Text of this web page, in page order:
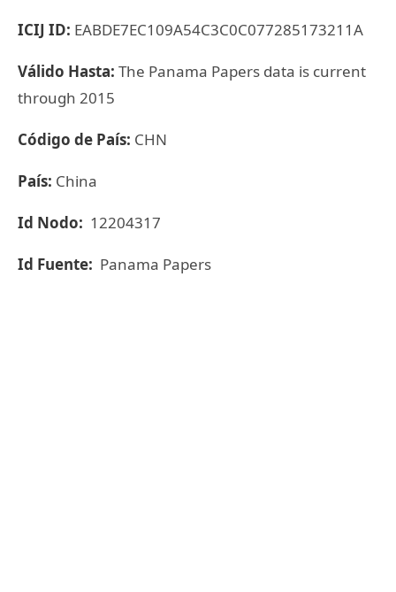
ICIJ ID: EABDE7EC109A54C3C0C077285173211A
Válido Hasta: The Panama Papers data is current
through 2015
Código de País: CHN
País: China
Id Nodo: 12204317
Id Fuente: Panama Papers